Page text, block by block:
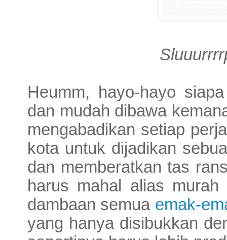
Heumm, hayo-hayo
dan mudah dibawa
mengabadikan setiap
kota untuk dijadikan
dan memberatkan tas
harus mahal alias
dambaan semua emak-
yang hanya disibukkan